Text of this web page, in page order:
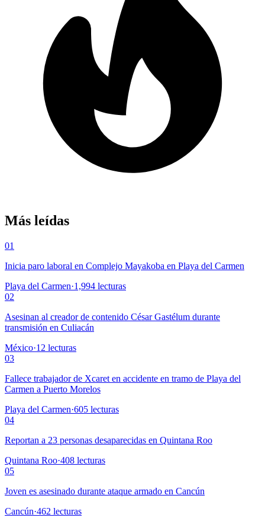
Más leídas
01
Inicia paro laboral en Complejo Mayakoba en Playa del Carmen
Playa del Carmen·1,994 lecturas
02
Asesinan al creador de contenido César Gastélum durante
transmisión en Culiacán
México·12 lecturas
03
Fallece trabajador de Xcaret en accidente en tramo de Playa del
Carmen a Puerto Morelos
Playa del Carmen·605 lecturas
04
Reportan a 23 personas desaparecidas en Quintana Roo
Quintana Roo·408 lecturas
05
Joven es asesinado durante ataque armado en Cancún
Cancún·462 lecturas